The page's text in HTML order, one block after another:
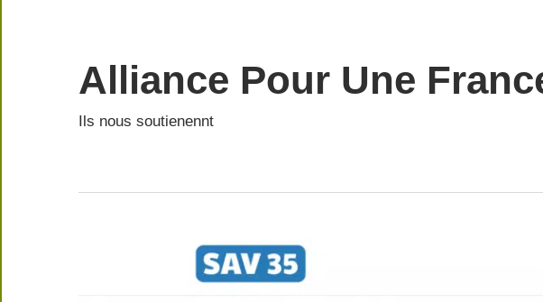
content
Alliance Pour Une
Ils nous soutienennt